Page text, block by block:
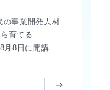
の事業開発人材
育てる
月8日に開講